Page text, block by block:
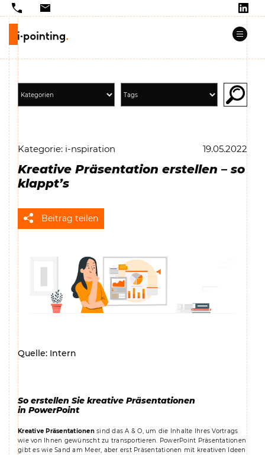
Kategorie: i-nspiration 19.05.2022
Kreative Präsentation erstellen – so
klappt’s
Beitrag teilen
Quelle: Intern
So erstellen Sie kreative Präsentationen
in PowerPoint
Kreative Präsentationensind das A & O, um die Inhalte Ihres Vortrags
wie von Ihnen gewünscht zu transportieren. PowerPoint Präsentationen
gibt es wie Sand am Meer, aber erst Präsentationen mit kreativen Ideen